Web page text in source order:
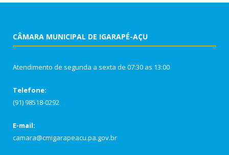
CÂMARA MUNICIPAL DE IGARAPÉ-AÇU
Atendimento de segunda a sexta de 07:30 as 13:00
Telefone:
(91) 98518-0292
E-mail:
camara@cmigarapeacu.pa.gov.br